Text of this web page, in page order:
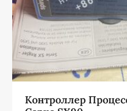
Контроллер